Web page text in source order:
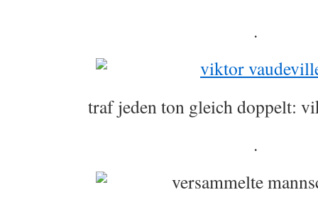
.
traf jeden ton gleich doppelt:
.